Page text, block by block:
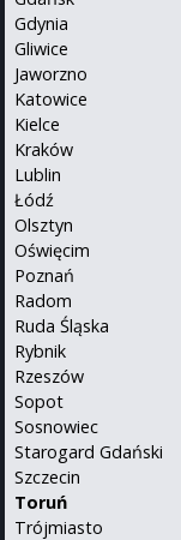
Gdynia
Gliwice
Jaworzno
Katowice
Kielce
Kraków
Lublin
Łódź
Olsztyn
Oświęcim
Poznań
Radom
Ruda Śląska
Rybnik
Rzeszów
Sopot
Sosnowiec
Starogard Gdański
Szczecin
Toruń
Trójmiasto